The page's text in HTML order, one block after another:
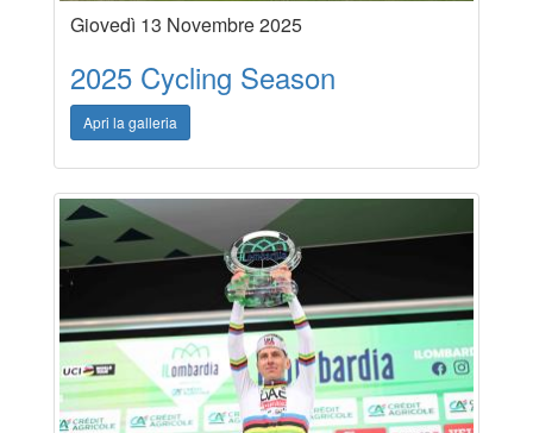
Giovedì 13 Novembre 2025
2025 Cycling Season
Apri la galleria